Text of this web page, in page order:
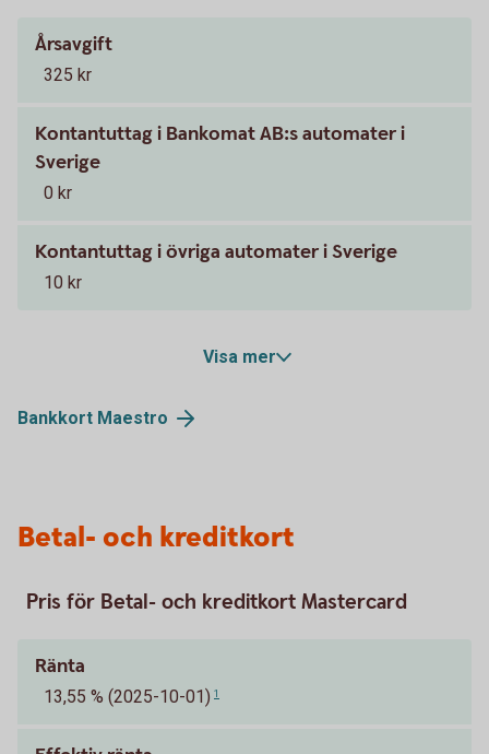
Årsavgift
325 kr
Kontantuttag i Bankomat AB:s automater i
Sverige
0 kr
Kontantuttag i övriga automater i Sverige
10 kr
Visa mer
Bankkort Maestro
Betal- och kreditkort
Pris för Betal- och kreditkort Mastercard
Ränta
13,55 % (2025-10-01) 1